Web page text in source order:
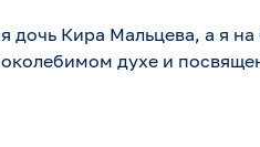
дочь Кира Мальцева, а я
духе и